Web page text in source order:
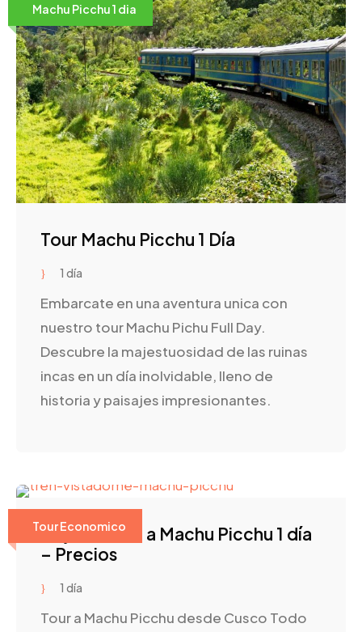
Machu Picchu 1 dia
Tour Machu Picchu 1 Día
1 día
Embarcate en una aventura unica con
nuestro tour Machu Pichu Full Day.
Descubre la majestuosidad de las ruinas
incas en un día inolvidable, lleno de
historia y paisajes impresionantes.
Tour Economico
Viaje en Tren a Machu Picchu 1 día
– Precios
1 día
Tour a Machu Picchu desde Cusco Todo